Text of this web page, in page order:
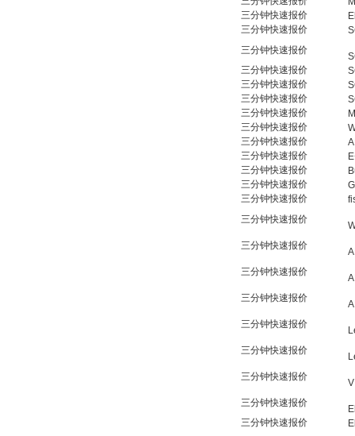
三分钟快速报价
三分钟快速报价
三分钟快速报价
三分钟快速报价
三分钟快速报价
三分钟快速报价
三分钟快速报价
三分钟快速报价
三分钟快速报价
三分钟快速报价
三分钟快速报价
三分钟快速报价
三分钟快速报价
三分钟快速报价
三分钟快速报价
三分钟快速报价
三分钟快速报价
三分钟快速报价
三分钟快速报价
三分钟快速报价
三分钟快速报价
三分钟快速报价